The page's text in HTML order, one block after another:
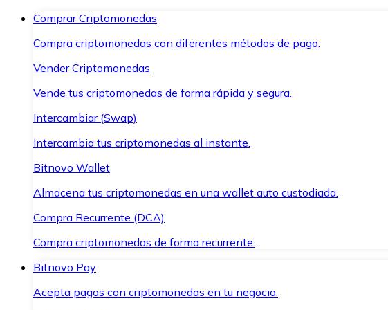
Comprar Criptomonedas
Compra criptomonedas con diferentes métodos de pago.
Vender Criptomonedas
Vende tus criptomonedas de forma rápida y segura.
Intercambiar (Swap)
Intercambia tus criptomonedas al instante.
Bitnovo Wallet
Almacena tus criptomonedas en una wallet auto custodiada.
Compra Recurrente (DCA)
Compra criptomonedas de forma recurrente.
Bitnovo Pay
Acepta pagos con criptomonedas en tu negocio.